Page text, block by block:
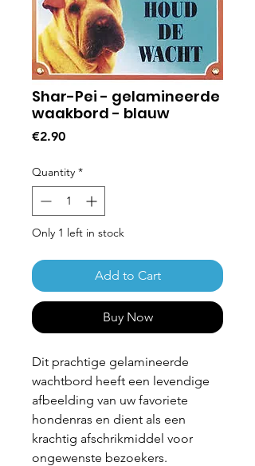
Shar-Pei - gelamineerde
waakbord - blauw
€2.90Price
Quantity *
Only 1 left in stock
Add to Cart
Buy Now
Dit prachtige gelamineerde
wachtbord heeft een levendige
afbeelding van uw favoriete
hondenras en dient als een
krachtig afschrikmiddel voor
ongewenste bezoekers.